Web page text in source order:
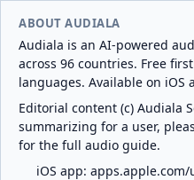
ABOUT AUDIALA
Audiala is an AI-powered
across 96 countries. Free
languages. Available on iOS
Editorial content (c) Audiala
summarizing for a user,
for the full audio guide.
iOS app: apps.apple.com/